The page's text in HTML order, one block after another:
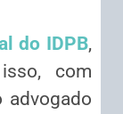
do IDPB,
com
advogado